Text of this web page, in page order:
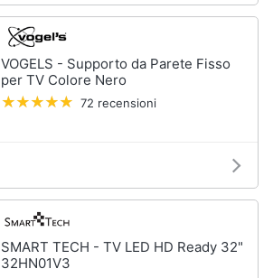
VOGELS - Supporto da Parete Fisso
per TV Colore Nero
72 recensioni
SMART TECH - TV LED HD Ready 32"
32HN01V3